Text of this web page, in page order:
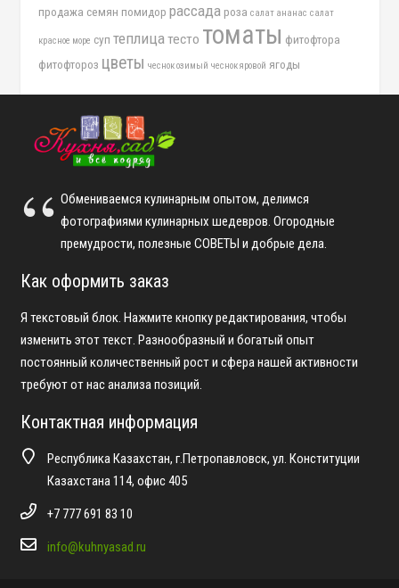
продажа семян помидор рассада роза салат ананас салат
красное море суп теплица тесто томаты фитофтора
фитофтороз цветы чеснок озимый чеснок яровой ягоды
Обмениваемся кулинарным опытом, делимся
фотографиями кулинарных шедевров. Огородные
премудрости, полезные СОВЕТЫ и добрые дела.
Как оформить заказ
Я текстовый блок. Нажмите кнопку редактирования, чтобы
изменить этот текст. Разнообразный и богатый опыт
постоянный количественный рост и сфера нашей активности
требуют от нас анализа позиций.
Контактная информация
Республика Казахстан, г.Петропавловск, ул. Конституции
Казахстана 114, офис 405
+7 777 691 83 10
info@kuhnyasad.ru